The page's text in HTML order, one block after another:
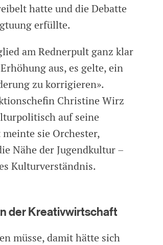
hatte und die Debatte
erfüllte.
am Rednerpult ganz klar
aus, es gelte, ein
zu korrigieren».
Christine Wirz
auf seine
sie Orchester,
Nähe der Jugendkultur –
Kulturverständnis.
der Kreativwirtschaft
müsse, damit hätte sich